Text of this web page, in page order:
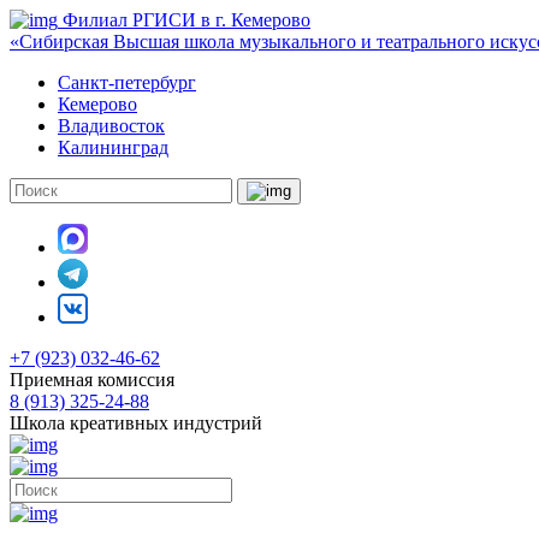
Филиал РГИСИ в г. Кемерово
«Сибирская Высшая школа музыкального и театрального
Санкт-петербург
Кемерово
Владивосток
Калининград
+7 (923) 032-46-62
Приемная комиссия
8 (913) 325-24-88
Школа креативных индустрий